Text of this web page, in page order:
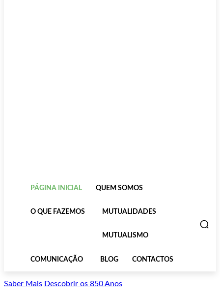
PÁGINA INICIAL QUEM SOMOS
O QUE FAZEMOS MUTUALIDADES
MUTUALISMO
COMUNICAÇÃO BLOG CONTACTOS
Saber Mais Descobrir os 850 Anos